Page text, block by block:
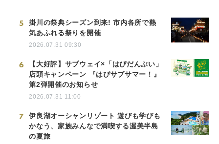
5
掛川の祭典シーズン到来! 市内各所で熱
気あふれる祭りを開催
2026.07.31 09:30
6
【大好評】サブウェイ×「はぴだんぶい」
店頭キャンペーン 『はぴサブサマー！』
第2弾開催のお知らせ
2026.07.31 11:00
7
伊良湖オーシャンリゾート 遊びも学びも
かなう、家族みんなで満喫する渥美半島
の夏旅